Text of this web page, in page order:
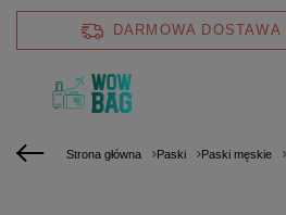
DARMOWA DOSTAWA
Strona główna Paski Paski męskie